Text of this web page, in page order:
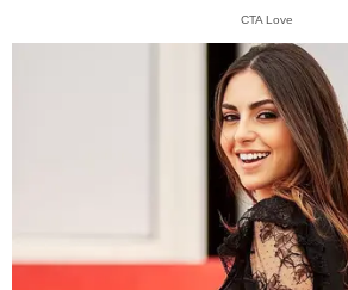
CTA Love